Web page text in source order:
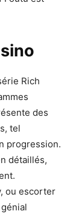
Rich
des
tel
progression.
détaillés,
ou escorter